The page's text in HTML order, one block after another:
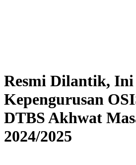
Resmi Dilantik,
Kepengurusan
DTBS Akhwat
2024/2025